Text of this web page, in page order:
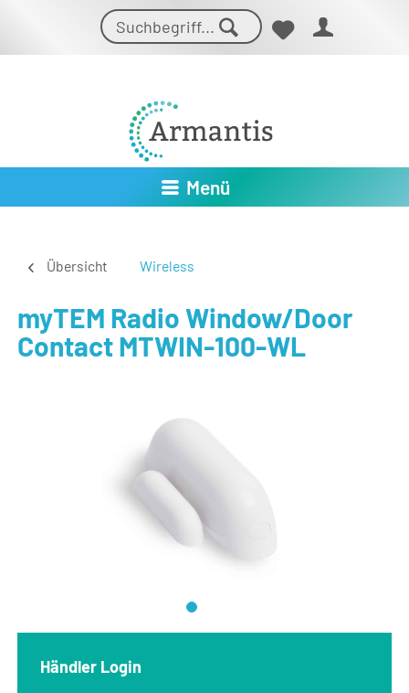
Menü
Übersicht Wireless
myTEM Radio Window/Door
Contact MTWIN-100-WL
Händler Login